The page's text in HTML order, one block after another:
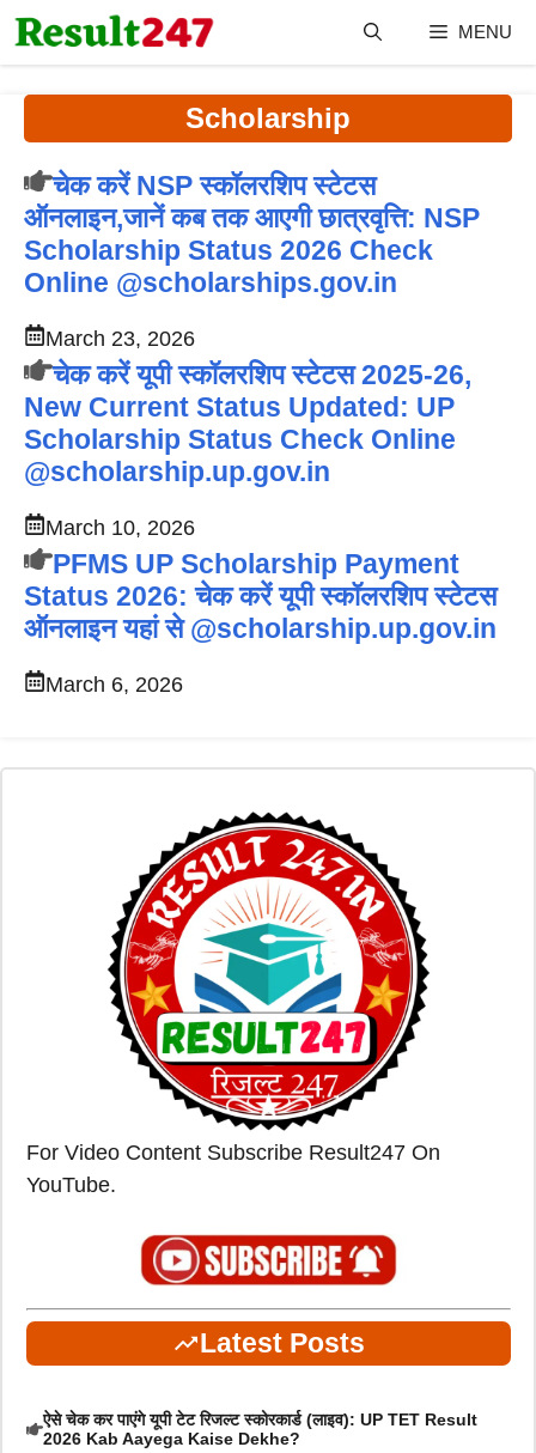
Skip
to
MENU
Scholarship
चेक करें NSP स्कॉलरशिप स्टेटस
ऑनलाइन,जानें कब तक आएगी छात्रवृत्ति: NSP
Scholarship Status 2026 Check
Online @scholarships.gov.in
March 23, 2026
चेक करें यूपी स्कॉलरशिप स्टेटस 2025-26,
New Current Status Updated: UP
Scholarship Status Check Online
@scholarship.up.gov.in
March 10, 2026
PFMS UP Scholarship Payment
Status 2026: चेक करें यूपी स्कॉलरशिप स्टेटस
ऑनलाइन यहां से @scholarship.up.gov.in
March 6, 2026
For Video Content Subscribe Result247 On
YouTube.
Latest Posts
ऐसे चेक कर पाएंगे यूपी टेट रिजल्ट स्कोरकार्ड (लाइव): UP TET Result
2026 Kab Aayega Kaise Dekhe?